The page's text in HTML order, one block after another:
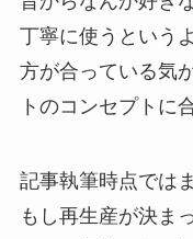
丁寧に使うという
方が合っている気
トのコンセプトに
記事執筆時点では
もし再生産が決ま